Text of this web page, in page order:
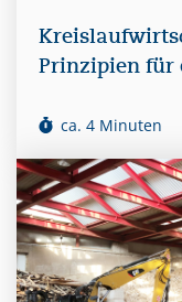
Prinzipien für
ca. 4 Minuten